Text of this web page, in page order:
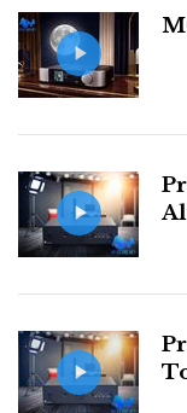
Earo Eight,
range, do tipo
contrário de
configuração
são demasiado
s